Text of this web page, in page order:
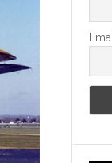
Email